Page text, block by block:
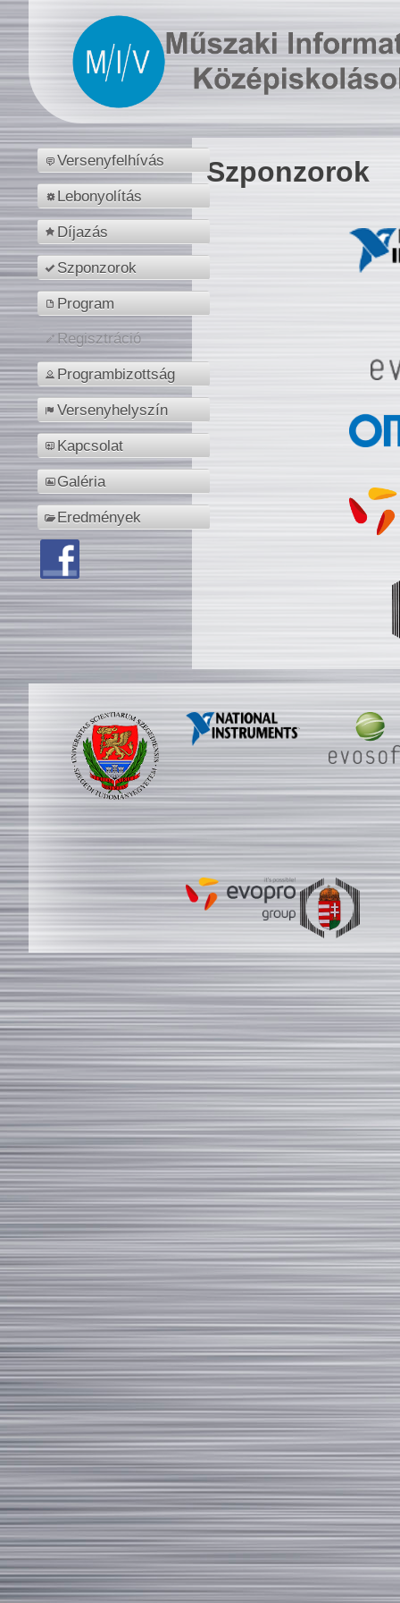
Versenyfelhívás
Lebonyolítás
Díjazás
Szponzorok
Program
Regisztráció
Programbizottság
Versenyhelyszín
Kapcsolat
Galéria
Eredmények
Szponzorok